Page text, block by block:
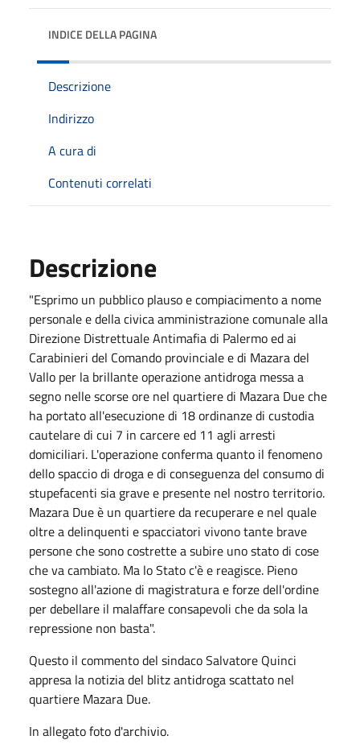
INDICE DELLA PAGINA
Descrizione
Indirizzo
A cura di
Contenuti correlati
Descrizione
"Esprimo un pubblico plauso e compiacimento a nome
personale e della civica amministrazione comunale alla
Direzione Distrettuale Antimafia di Palermo ed ai
Carabinieri del Comando provinciale e di Mazara del
Vallo per la brillante operazione antidroga messa a
segno nelle scorse ore nel quartiere di Mazara Due che
ha portato all'esecuzione di 18 ordinanze di custodia
cautelare di cui 7 in carcere ed 11 agli arresti
domiciliari. L'operazione conferma quanto il fenomeno
dello spaccio di droga e di conseguenza del consumo di
stupefacenti sia grave e presente nel nostro territorio.
Mazara Due è un quartiere da recuperare e nel quale
oltre a delinquenti e spacciatori vivono tante brave
persone che sono costrette a subire uno stato di cose
che va cambiato. Ma lo Stato c'è e reagisce. Pieno
sostegno all'azione di magistratura e forze dell'ordine
per debellare il malaffare consapevoli che da sola la
repressione non basta".
Questo il commento del sindaco Salvatore Quinci
appresa la notizia del blitz antidroga scattato nel
quartiere Mazara Due.
In allegato foto d'archivio.